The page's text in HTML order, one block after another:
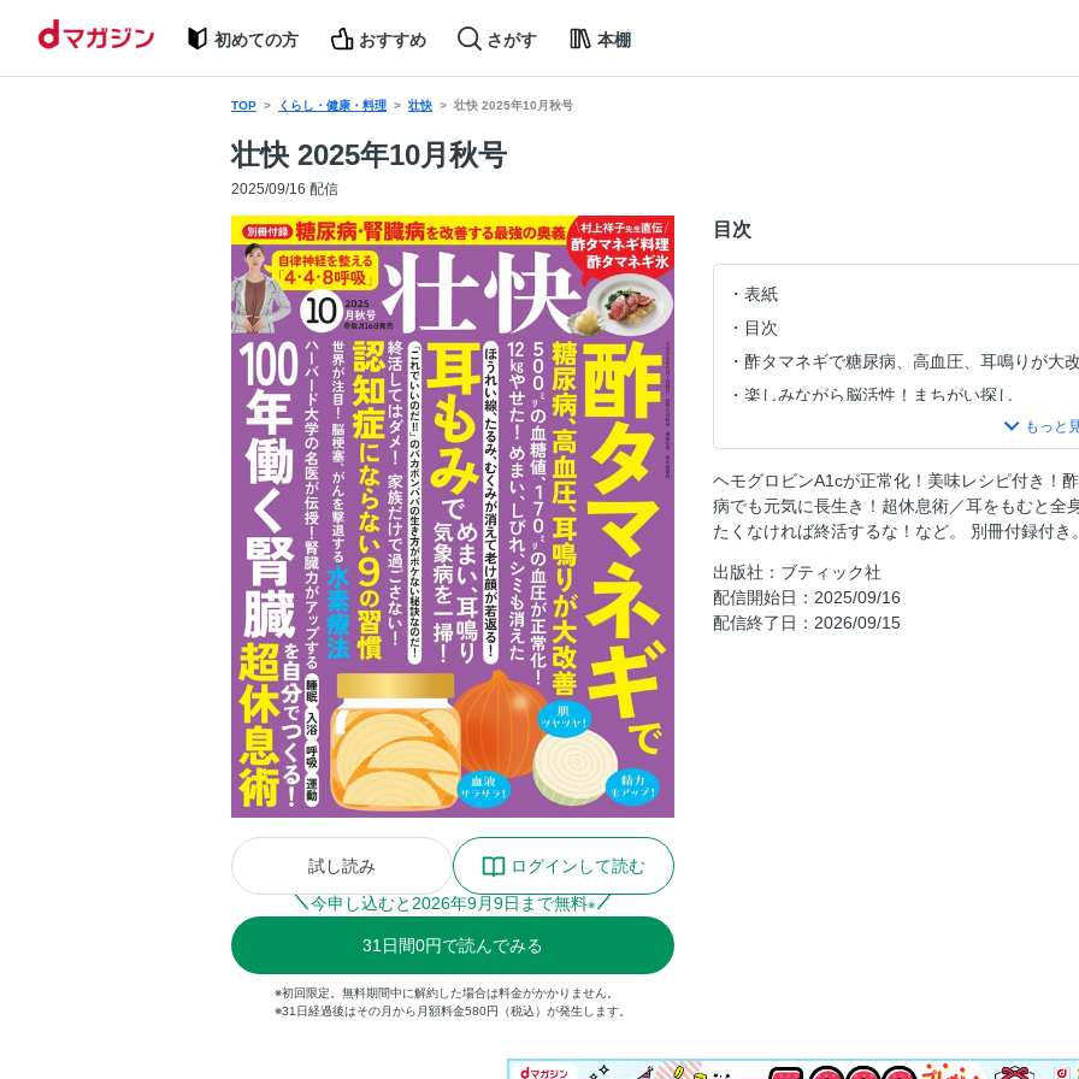
初めての方 おすすめ さがす 本棚
TOP くらし・健康・料理 壮快 壮快 2025年10月秋号
壮快 2025年10月秋号
2025/09/16 配信
試し読み
ログインして読む
今申し込むと 2026年9月9日まで無料※
31 日間0円で読んでみる
※初回限定。無料期間中に解約した場合は料金がかかりません。
※31日経過後はその月から月額料金580円（税込）が発生します。
目次
表紙
目次
酢タマネギで糖尿病、高血圧、耳鳴りが大
楽しみながら脳活性！まちがい探し
糖尿病の不安を一掃する「アカシアポリフ
100年働く腎臓をつくる！超休息術
刺激不足の脳を鍛える！ 漢字ドリル
失明原因第1位＜白内障＞打破に期待大！「
めまい、耳鳴りに特効！気象病も一掃！耳も
ブティック社の本
ヘモグロビンA1cが正常化！美味レシピ付き！
病でも元気に長生き！超休息術／耳をもむと全
たくなければ終活するな！など。 別冊付録付き。
出版社：ブティック社
配信開始日：2025/09/16
配信終了日：2026/09/15